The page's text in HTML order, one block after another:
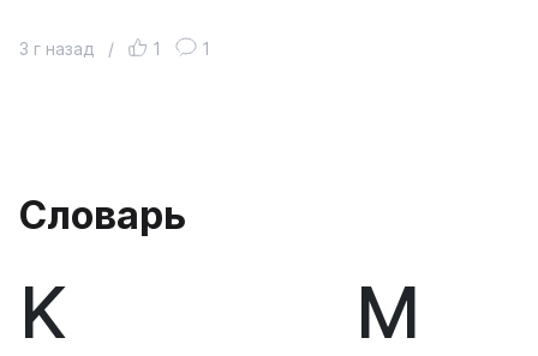
3 г назад / 1 1
Словарь
K М